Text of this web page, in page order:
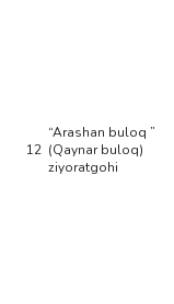
12
“Arashan buloq ”
(Qaynar buloq)
ziyoratgohi